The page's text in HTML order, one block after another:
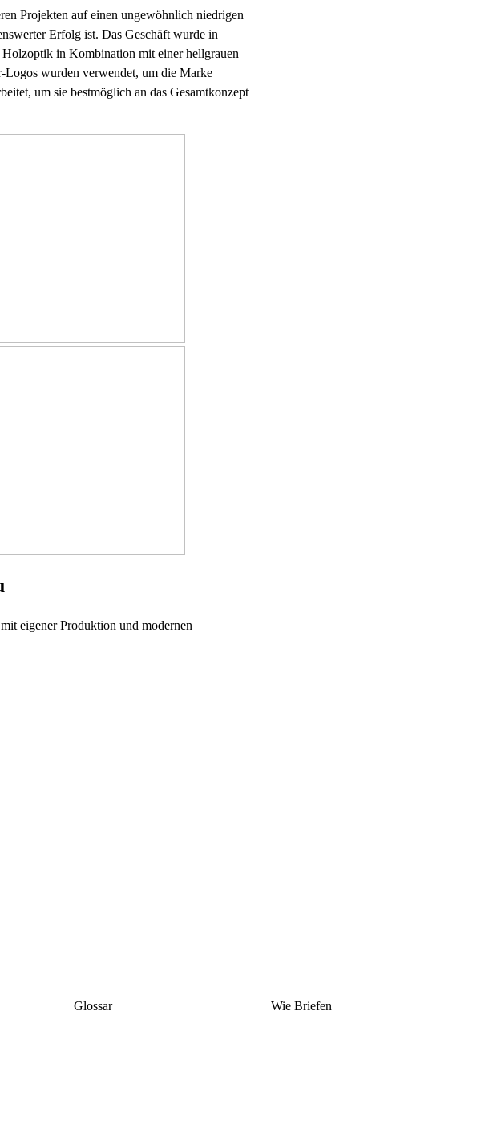
Projekten auf einen ungewöhnlich niedrigen
Erfolg ist. Das Geschäft wurde in
in Kombination mit einer hellgrauen
Logos wurden verwendet, um die Marke
um sie bestmöglich an das Gesamtkonzept
eigener Produktion und modernen
Glossar Wie Briefen